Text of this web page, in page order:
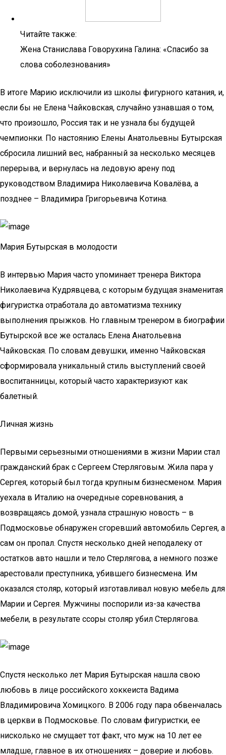
Читайте также:
Жена Станислава Говорухина Галина: «Спасибо за
слова соболезнования»
В итоге Марию исключили из школы фигурного катания, и,
если бы не Елена Чайковская, случайно узнавшая о том,
что произошло, Россия так и не узнала бы будущей
чемпионки. По настоянию Елены Анатольевны Бутырская
сбросила лишний вес, набранный за несколько месяцев
перерыва, и вернулась на ледовую арену под
руководством Владимира Николаевича Ковалёва, а
позднее – Владимира Григорьевича Котина.
Мария Бутырская в молодости
В интервью Мария часто упоминает тренера Виктора
Николаевича Кудрявцева, с которым будущая знаменитая
фигуристка отработала до автоматизма технику
выполнения прыжков. Но главным тренером в биографии
Бутырской все же осталась Елена Анатольевна
Чайковская. По словам девушки, именно Чайковская
сформировала уникальный стиль выступлений своей
воспитанницы, который часто характеризуют как
балетный.
Личная жизнь
Первыми серьезными отношениями в жизни Марии стал
гражданский брак с Сергеем Стерляговым. Жила пара у
Сергея, который был тогда крупным бизнесменом. Мария
уехала в Италию на очередные соревнования, а
возвращаясь домой, узнала страшную новость – в
Подмосковье обнаружен сгоревший автомобиль Сергея, а
сам он пропал. Спустя несколько дней неподалеку от
остатков авто нашли и тело Стерлягова, а немного позже
арестовали преступника, убившего бизнесмена. Им
оказался столяр, который изготавливал новую мебель для
Марии и Сергея. Мужчины поспорили из-за качества
мебели, в результате ссоры столяр убил Стерлягова.
Спустя несколько лет Мария Бутырская нашла свою
любовь в лице российского хоккеиста Вадима
Владимировича Хомицкого. В 2006 году пара обвенчалась
в церкви в Подмосковье. По словам фигуристки, ее
нисколько не смущает тот факт, что муж на 10 лет ее
младше, главное в их отношениях – доверие и любовь.